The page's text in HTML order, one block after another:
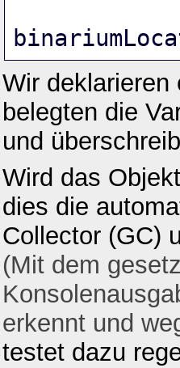
Wir
belegten die
und
Wird das
dies die
Collector (GC)
(Mit dem
erkennt und
testet dazu